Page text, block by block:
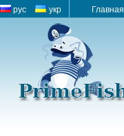
рус укр Главная